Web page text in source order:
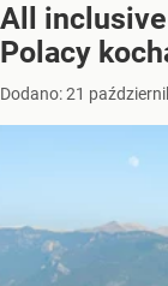
All inclusive
Polacy
Dodano:21